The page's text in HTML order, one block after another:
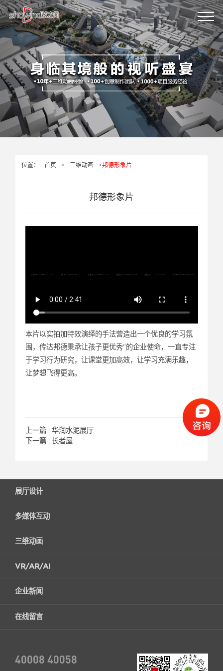
位置： 首页 > 三维动画 >邦德形象片
邦德形象片
本片以实拍加特效演绎的手法营造出一个优良的学习氛
围，传达邦德秉承让孩子更优秀"的企业使命，一直专注
于学习行为研究，让课堂更加高效，让学习充满乐趣，
让梦想飞得更高。
上一篇 | 华润水泥展厅
下一篇 | 长者屋
展厅设计
多媒体互动
三维动画
VR/AR/AI
企业新闻
在线留言
40008 40058